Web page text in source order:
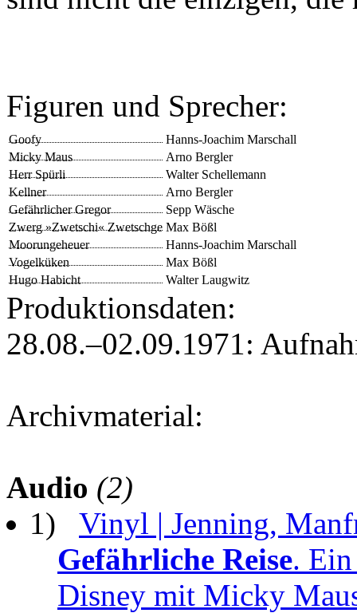
Figuren und Sprecher:
Goofy
Hanns-Joachim Marschall
Micky Maus
Arno Bergler
Herr Spürli
Walter Schellemann
Kellner
Arno Bergler
Gefährlicher Gregor
Sepp Wäsche
Zwerg »Zwetschi« Zwetschge Max Bößl
Moorungeheuer
Hanns-Joachim Marschall
Vogelküken
Max Bößl
Hugo Habicht
Walter Laugwitz
Produktionsdaten:
28.08.–02.09.1971:
Archivmaterial:
Audio (2)
1) Vinyl | Jenning,
Gefährliche Reise.
Disney mit Micky